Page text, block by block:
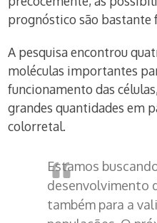
prognóstico são bastante
A pesquisa encontrou
moléculas importantes
funcionamento das
grandes quantidades em
colorretal.
Estamos
desenvolvimento
também para a